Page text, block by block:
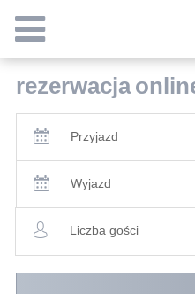
rezerwacja
Przyjazd
Wyjazd
Liczba gości